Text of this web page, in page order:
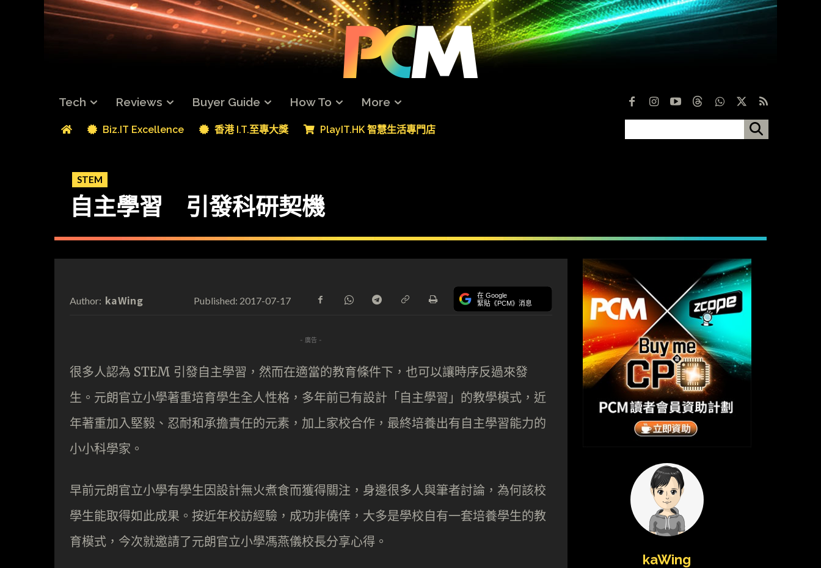
Tech Reviews Buyer Guide How To More
Biz.IT Excellence 香港 I.T.至專大獎 PlayIT.HK 智慧生活專門店
STEM
自主學習 引發科研契機
Author: kaWing Published: 2017-07-17 在 Google
緊貼《PCM》消息
- 廣告 -
很多人認為 STEM 引發自主學習，然而在適當的教育條件下，也可以讓時序反過來發
生。元朗官立小學著重培育學生全人性格，多年前已有設計「自主學習」的教學模式，近
年著重加入堅毅、忍耐和承擔責任的元素，加上家校合作，最終培養出有自主學習能力的
小小科學家。
早前元朗官立小學有學生因設計無火煮食而獲得關注，身邊很多人與筆者討論，為何該校
學生能取得如此成果。按近年校訪經驗，成功非僥倖，大多是學校自有一套培養學生的教
育模式，今次就邀請了元朗官立小學馮燕儀校長分享心得。
kaWing